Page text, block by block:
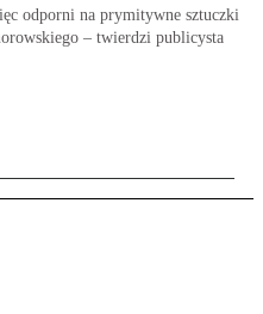
odporni na prymitywne sztuczki
– twierdzi publicysta